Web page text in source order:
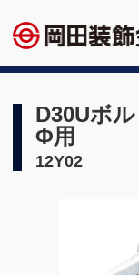
D30Uボ
Φ用
12Y02